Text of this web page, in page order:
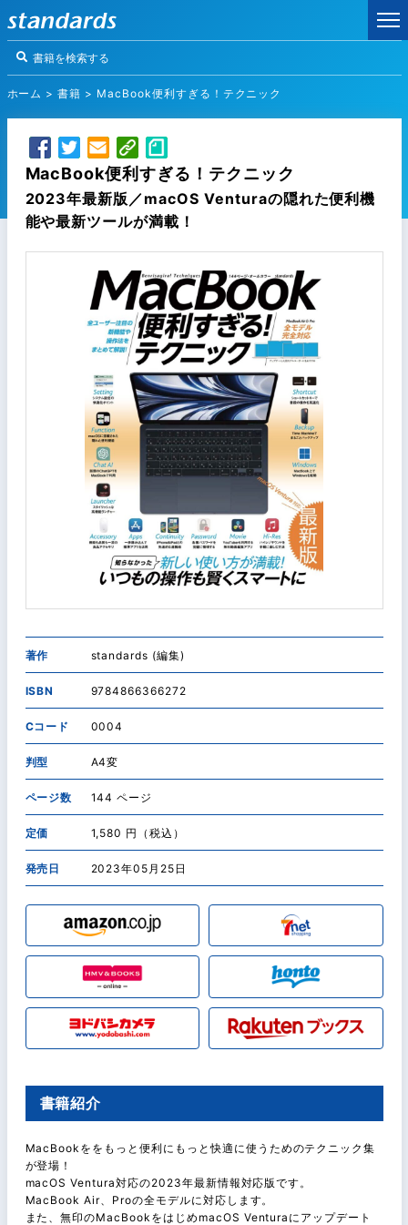
ホーム >書籍 > MacBook便利すぎる！テクニック
MacBook便利すぎる！テクニック
2023年最新版／macOS Venturaの隠れた便利機
能や最新ツールが満載！
著作 standards (編集)
ISBN 9784866366272
Cコード 0004
判型 A4変
ページ数 144 ページ
定価 1,580 円（税込）
発売日 2023年05月25日
書籍紹介
MacBookををもっと便利にもっと快適に使うためのテクニック集
が登場！
macOS Ventura対応の2023年最新情報対応版です。
MacBook Air、Proの全モデルに対応します。
また、無印のMacBookをはじめmacOS Venturaにアップデート